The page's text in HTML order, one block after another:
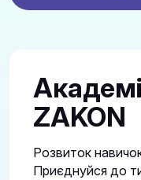
ZAKON
Розвиток
Приєднуйся до